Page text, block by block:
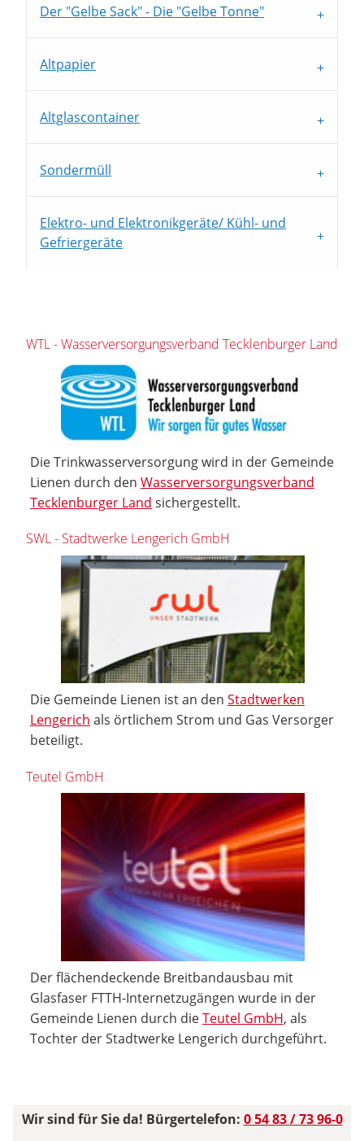
Der "Gelbe Sack" - Die "Gelbe Tonne"
Altpapier
Altglascontainer
Sondermüll
Elektro- und Elektronikgeräte/ Kühl- und
Gefriergeräte
WTL - Wasserversorgungsverband Tecklenburger Land
Die Trinkwasserversorgung wird in der Gemeinde
Lienen durch den Wasserversorgungsverband
Tecklenburger Land sichergestellt.
SWL - Stadtwerke Lengerich GmbH
Die Gemeinde Lienen ist an den Stadtwerken
Lengerich als örtlichem Strom und Gas Versorger
beteiligt.
Teutel GmbH
Der flächendeckende Breitbandausbau mit
Glasfaser FTTH-Internetzugängen wurde in der
Gemeinde Lienen durch dieTeutel GmbH, als
Tochter der Stadtwerke Lengerich durchgeführt.
Wir sind für Sie da! Bürgertelefon: 0 54 83 / 73 96-0